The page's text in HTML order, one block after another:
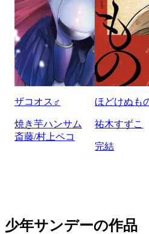
ザコオス♂
焼き芋ハンサム
斎藤/村上ペコ
ほどけぬも
祐木すずこ
完結
少年サンデーの作品